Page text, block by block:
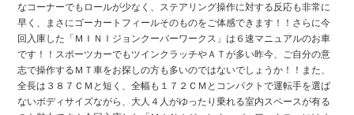
なコーナーでもロールが少なく、ステアリング操作に対する反応も非常に
早く、まさにゴーカートフィールそのものをご体感できます！！さらに今
回入庫した「ＭＩＮＩジョンクーパーワークス」は６速マニュアルのお車
です！！スポーツカーでもツインクラッチやＡＴが多い昨今、ご自分の意
志で操作するＭＴ車をお探しの方も多いのではないでしょうか！！また、
全長は３８７ＣＭと短く、全幅も１７２ＣＭとコンパクトで運転手を選ば
ないボディサイズながら、大人４人がゆったり乗れる室内スペースが有る